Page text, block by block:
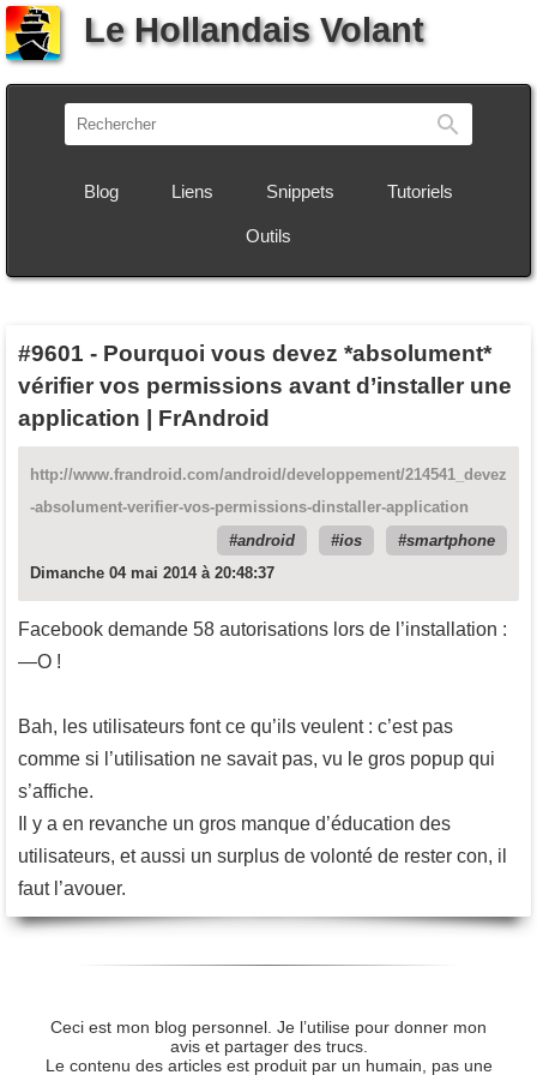
Le Hollandais Volant
Blog Liens Snippets Tutoriels
Outils
#9601 - Pourquoi vous devez *absolument*
vérifier vos permissions avant d’installer une
application | FrAndroid
http://www.frandroid.com/android/developpement/214541_devez
-absolument-verifier-vos-permissions-dinstaller-application
android
ios
smartphone
Dimanche 04 mai 2014 à 20:48:37
Facebook demande 58 autorisations lors de l’installation :
—O !
Bah, les utilisateurs font ce qu’ils veulent : c’est pas
comme si l’utilisation ne savait pas, vu le gros popup qui
s’affiche.
Il y a en revanche un gros manque d’éducation des
utilisateurs, et aussi un surplus de volonté de rester con, il
faut l’avouer.
Ceci est mon blog personnel. Je l’utilise pour donner mon
avis et partager des trucs.
Le contenu des articles est produit par un humain, pas une